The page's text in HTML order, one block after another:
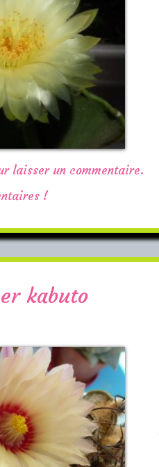
laisser un commentaire.
!
kabuto